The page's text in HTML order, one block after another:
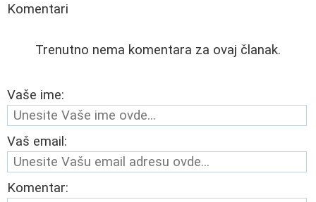
Komentari
Trenutno nema komentara za ovaj članak.
Vaše ime:
Vaš email:
Komentar: